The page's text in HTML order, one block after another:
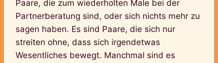
Paare, die zum wiederholten Male bei der
Partnerberatung sind, oder sich nichts mehr zu
sagen haben. Es sind Paare, die sich nur
streiten ohne, dass sich irgendetwas
Wesentliches bewegt. Manchmal sind es